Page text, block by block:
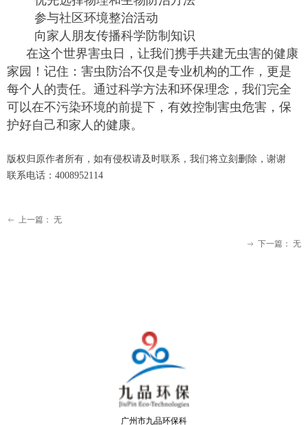
参与社区环境整治活动
向家人朋友传播科学防制知识
在这个世界害虫日，让我们携手共建无虫害的健康
家园！记住：害虫防治不仅是专业机构的工作，更是
每个人的责任。通过科学方法和环保理念，我们完全
可以在不污染环境的前提下，有效控制害虫危害，保
护好自己和家人的健康。
版权归原作者所有，如有侵权请及时联系，我们将立刻删除，谢谢
联系电话：4008952114
ꂃ 上一篇： 无
ꁹ 下一篇： 无
广州市九品环保科